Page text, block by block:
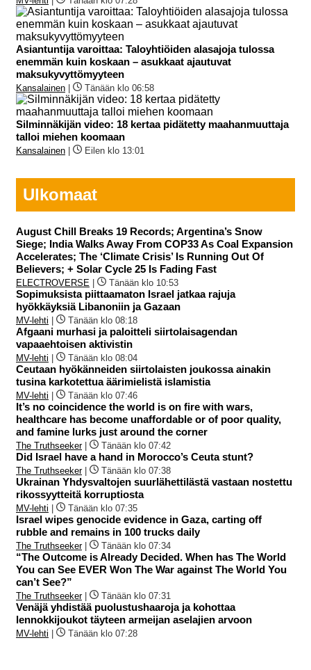
Asiantuntija varoittaa: Taloyhtiöiden alasajoja tulossa
enemmän kuin koskaan – asukkaat ajautuvat
maksukyvyttömyyteen
Kansalainen Tänään klo 06:58
Silminnäkijän video: 18 kertaa pidätetty maahanmuuttaja
talloi miehen koomaan
Kansalainen Eilen klo 13:01
Ulkomaat
August Chill Breaks 19 Records; Argentina’s Snow
Siege; India Walks Away From COP33 As Coal Expansion
Accelerates; The ‘Climate Crisis’ Is Running Out Of
Believers; + Solar Cycle 25 Is Fading Fast
ELECTROVERSE Tänään klo 10:53
Sopimuksista piittaamaton Israel jatkaa rajuja
hyökkäyksiä Libanoniin ja Gazaan
MV-lehti Tänään klo 08:18
Afgaani murhasi ja paloitteli siirtolaisagendan
vapaaehtoisen aktivistin
MV-lehti Tänään klo 08:04
Ceutaan hyökänneiden siirtolaisten joukossa ainakin
tusina karkotettua äärimielistä islamistia
MV-lehti Tänään klo 07:46
It’s no coincidence the world is on fire with wars,
healthcare has become unaffordable or of poor quality,
and famine lurks just around the corner
The Truthseeker| Tänään klo 07:42
Did Israel have a hand in Morocco’s Ceuta stunt?
The Truthseeker| Tänään klo 07:38
Ukrainan Yhdysvaltojen suurlähettilästä vastaan nostettu
rikossyytteitä korruptiosta
MV-lehti Tänään klo 07:35
Israel wipes genocide evidence in Gaza, carting off
rubble and remains in 100 trucks daily
The Truthseeker| Tänään klo 07:34
“The Outcome is Already Decided. When has The World
You can See EVER Won The War against The World You
can’t See?”
The Truthseeker| Tänään klo 07:31
Venäjä yhdistää puolustushaaroja ja kohottaa
lennokkijoukot täyteen armeijan aselajien arvoon
MV-lehti Tänään klo 07:28